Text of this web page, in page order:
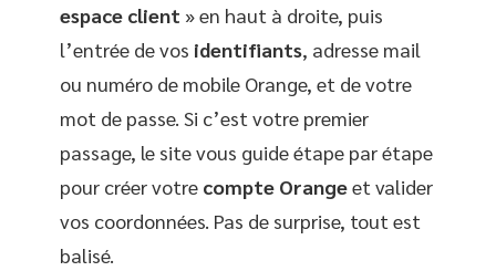
espace client » en haut à droite, puis
l’entrée de vos identifiants, adresse mail
ou numéro de mobile Orange, et de votre
mot de passe. Si c’est votre premier
passage, le site vous guide étape par étape
pour créer votre compte Orangeet valider
vos coordonnées. Pas de surprise, tout est
balisé.